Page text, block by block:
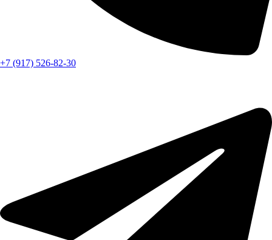
+7 (917) 526-82-30